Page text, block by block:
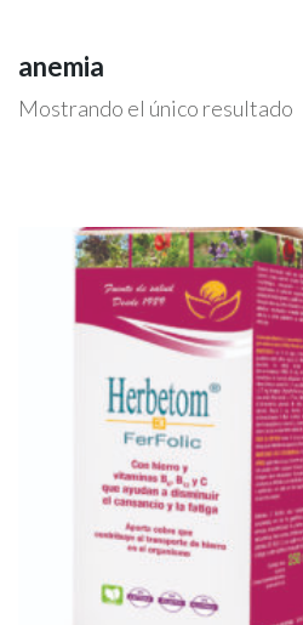
anemia
Mostrando el único resultado